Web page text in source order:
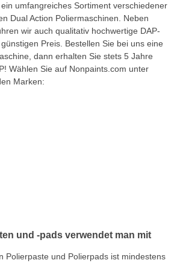
umfangreiches Sortiment verschiedener
Dual Action Poliermaschinen. Neben
wir auch qualitativ hochwertige DAP-
Preis. Bestellen Sie bei uns eine
dann erhalten Sie stets 5 Jahre
Wählen Sie auf Nonpaints.com unter
Marken:
und -pads verwendet man mit
Polierpaste und Polierpads ist mindestens